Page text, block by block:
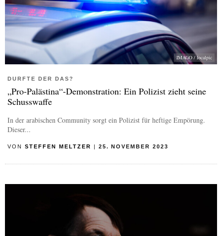
IMAGO / localpic
DURFTE DER DAS?
„Pro-Palästina“-Demonstration: Ein Polizist zieht seine
Schusswaffe
In der arabischen Community sorgt ein Polizist für heftige Empörung.
Dieser...
VON STEFFEN MELTZER 25. NOVEMBER 2023